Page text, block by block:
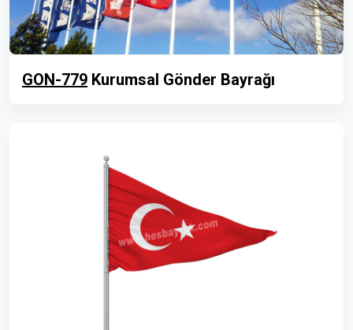
GON-779 Kurumsal Gönder Bayrağı